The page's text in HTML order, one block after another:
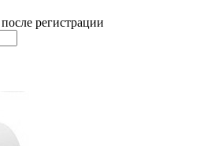
регистрации